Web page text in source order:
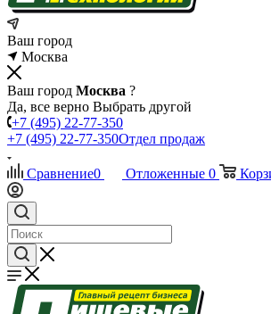
Ваш город
Москва
Ваш город Москва ?
Да, все верно Выбрать другой
+7 (495) 22-77-350
+7 (495) 22-77-350Отдел продаж
Сравнение0 Отложенные 0